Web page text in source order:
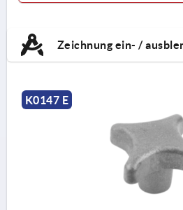
Zeichnung ein- /
K0147 E